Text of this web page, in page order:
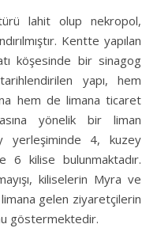
lahit olup nekropol,
Kentte yapılan
köşesinde bir sinagog
tarihlendirilen yapı, hem
hem de limana ticaret
yönelik bir liman
yerleşiminde 4, kuzey
kilise bulunmaktadır.
kiliselerin Myra ve
gelen ziyaretçilerin
göstermektedir.